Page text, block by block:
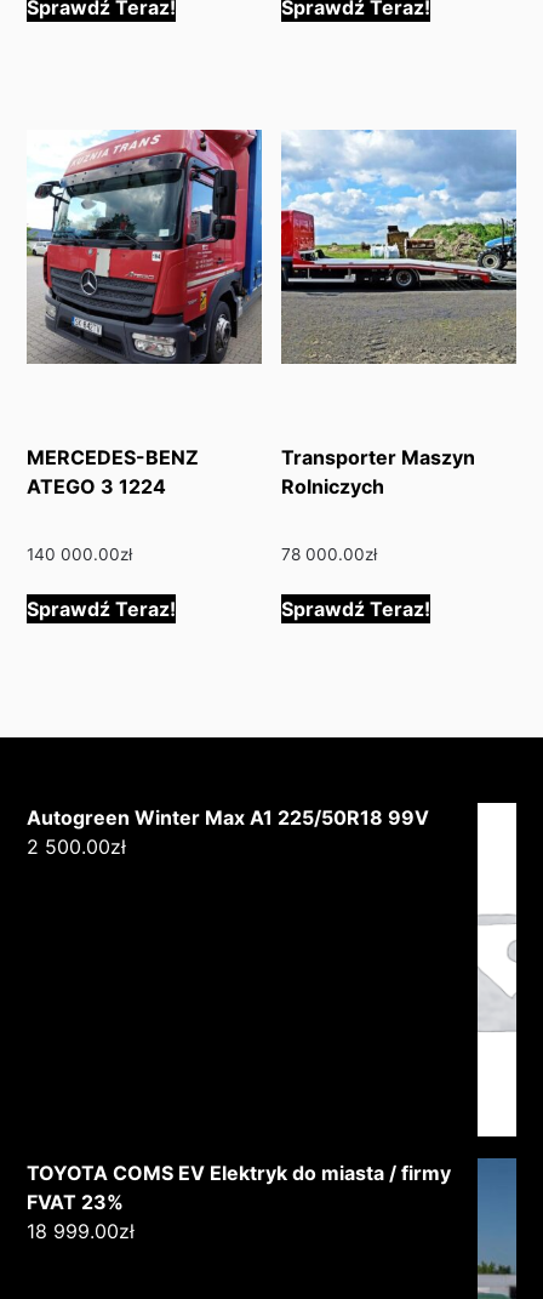
Sprawdź Teraz! Sprawdź Teraz!
MERCEDES-BENZ
ATEGO 3 1224
140 000.00zł
Sprawdź Teraz!
Transporter Maszyn
Rolniczych
78 000.00zł
Sprawdź Teraz!
Autogreen Winter Max A1 225/50R18 99V
2 500.00zł
TOYOTA COMS EV Elektryk do miasta / firmy
FVAT 23%
18 999.00zł